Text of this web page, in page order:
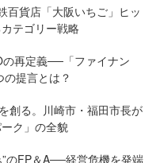
百貨店「大阪いちご」ヒッ
テゴリー戦略
の再定義──「ファイナン
の提言とは？
創る。川崎市・福田市長が
ク」の全貌
のFP＆A──経営危機を発端